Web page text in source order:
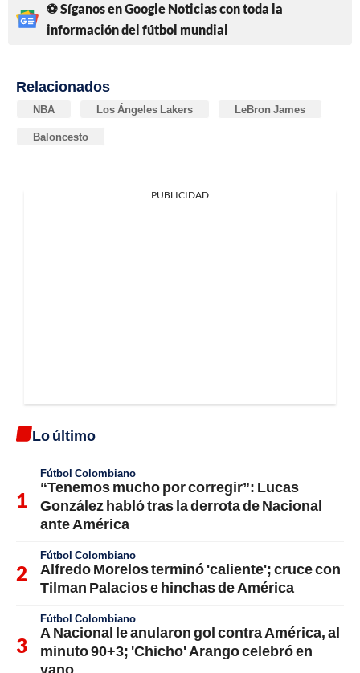
⚽ Síganos en Google Noticias con toda la
información del fútbol mundial
Relacionados
NBA Los Ángeles Lakers LeBron James
Baloncesto
PUBLICIDAD
Lo último
Fútbol Colombiano
“Tenemos mucho por corregir”: Lucas
González habló tras la derrota de Nacional
ante América
Fútbol Colombiano
Alfredo Morelos terminó 'caliente'; cruce con
Tilman Palacios e hinchas de América
Fútbol Colombiano
A Nacional le anularon gol contra América, al
minuto 90+3; 'Chicho' Arango celebró en
vano